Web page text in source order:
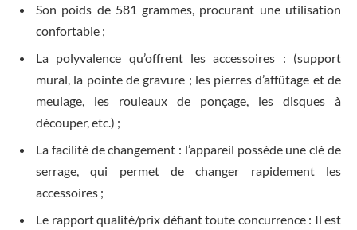
Son poids de 581 grammes, procurant une utilisation
confortable ;
La polyvalence qu’offrent les accessoires : (support
mural, la pointe de gravure ; les pierres d’affûtage et de
meulage, les rouleaux de ponçage, les disques à
découper, etc.) ;
La facilité de changement : l’appareil possède une clé de
serrage, qui permet de changer rapidement les
accessoires ;
Le rapport qualité/prix défiant toute concurrence : Il est